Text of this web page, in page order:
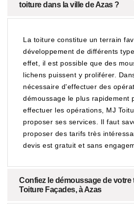
toiture dans la ville de Azas ?
La toiture constitue un terrain
développement de différents
effet, il est possible que des
lichens puissent y proliférer.
nécessaire d'effectuer des
démoussage le plus rapidement
effectuer les opérations, MJ
proposer ses services. Il faut
proposer des tarifs très
devis est gratuit et sans
Confiez le démoussage de votre
Toiture Façades, à Azas